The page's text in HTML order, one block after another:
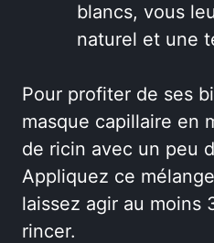
blancs, vous
naturel et une
Pour profiter de ses
masque capillaire en
de ricin avec un peu
Appliquez ce
laissez agir au moins
rincer.